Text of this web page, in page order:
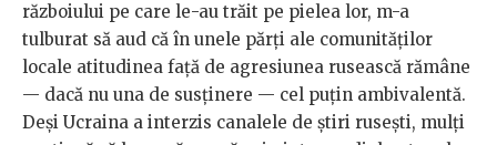
războiului pe care le-au trăit pe pielea lor, m-a
tulburat să aud că în unele părți ale comunităților
locale atitudinea față de agresiunea rusească rămâne
— dacă nu una de susținere — cel puțin ambivalentă.
Deși Ucraina a interzis canalele de știri rusești, mulți